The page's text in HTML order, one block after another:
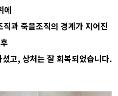
에
과 죽을조직의 경계가 지어진
후
고, 상처는 잘 회복되었습니다.